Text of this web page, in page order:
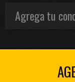
Agrega tu